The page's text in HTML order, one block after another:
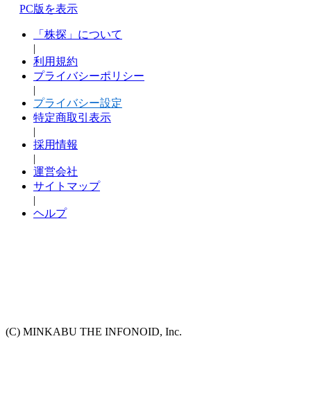
PC版を表示
「株探」について
|
利用規約
プライバシーポリシー
|
プライバシー設定
特定商取引表示
|
採用情報
|
運営会社
サイトマップ
|
ヘルプ
(C) MINKABU THE INFONOID, Inc.